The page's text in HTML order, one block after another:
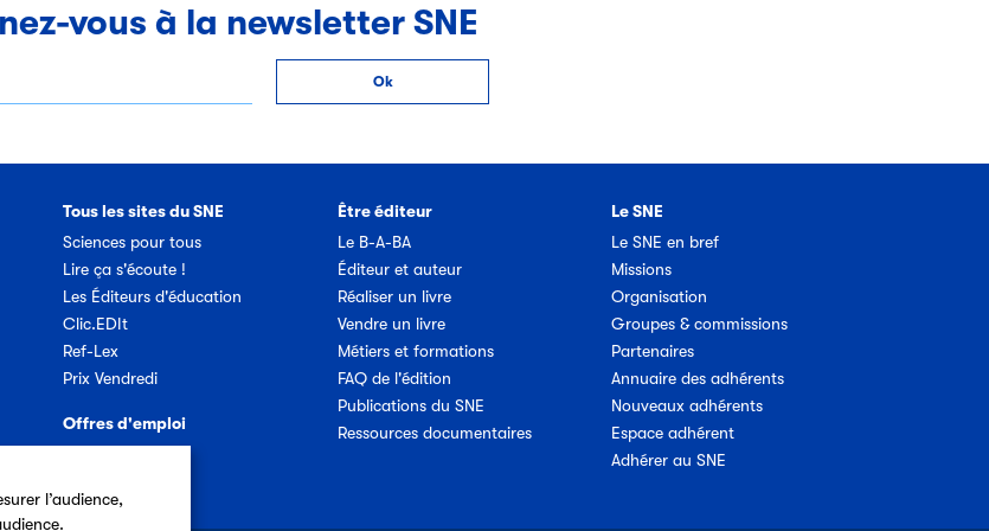
l’audience,
vous à la newsletter SNE
Tous les sites du SNE
Sciences pour tous
Lire ça s'écoute !
Les Éditeurs d'éducation
Clic.EDIt
Ref-Lex
Prix Vendredi
Offres d'emploi
Être éditeur
Le B-A-BA
Éditeur et auteur
Réaliser un livre
Vendre un livre
Métiers et formations
FAQ de l'édition
Publications du SNE
Ressources documentaires
Le SNE
Le SNE en bref
Missions
Organisation
Groupes & commissions
Partenaires
Annuaire des adhérents
Nouveaux adhérents
Espace adhérent
Adhérer au SNE